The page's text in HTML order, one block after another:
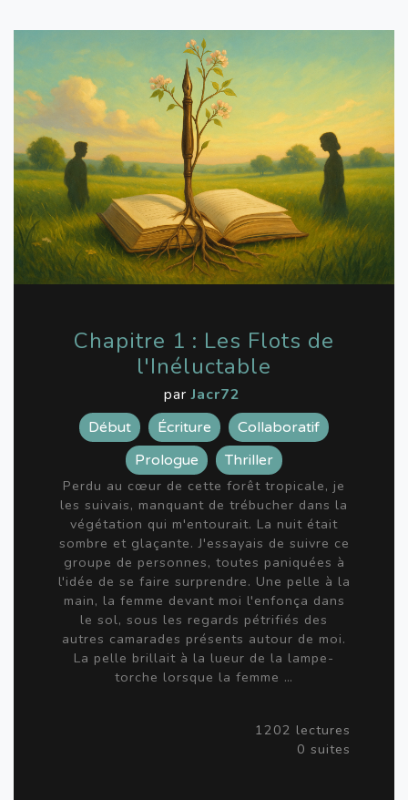
Chapitre 1 : Les Flots de
l'Inéluctable
parJacr72
Début Écriture
Collaboratif
Prologue
Thriller
Perdu au cœur de cette forêt tropicale, je
les suivais, manquant de trébucher dans la
végétation qui m'entourait. La nuit était
sombre et glaçante. J'essayais de suivre ce
groupe de personnes, toutes paniquées à
l'idée de se faire surprendre. Une pelle à la
main, la femme devant moi l'enfonça dans
le sol, sous les regards pétrifiés des
autres camarades présents autour de moi.
La pelle brillait à la lueur de la lampe-
torche lorsque la femme …
1202 lectures
0 suites